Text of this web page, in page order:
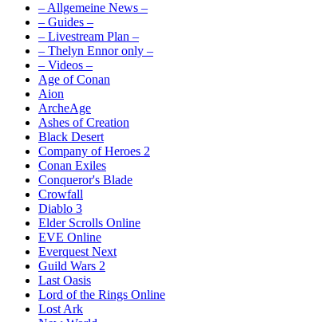
– Allgemeine News –
– Guides –
– Livestream Plan –
– Thelyn Ennor only –
– Videos –
Age of Conan
Aion
ArcheAge
Ashes of Creation
Black Desert
Company of Heroes 2
Conan Exiles
Conqueror's Blade
Crowfall
Diablo 3
Elder Scrolls Online
EVE Online
Everquest Next
Guild Wars 2
Last Oasis
Lord of the Rings Online
Lost Ark